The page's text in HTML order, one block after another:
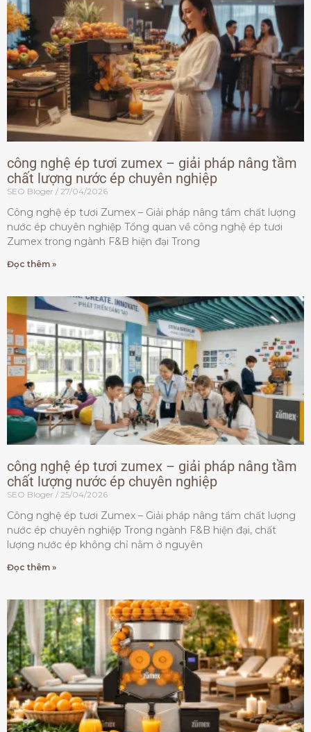
công nghệ ép tươi zumex – giải pháp nâng tầm
chất lượng nước ép chuyên nghiệp
SEO Bloger 27/04/2026
Công nghệ ép tươi Zumex – Giải pháp nâng tầm chất lượng
nước ép chuyên nghiệp Tổng quan về công nghệ ép tươi
Zumex trong ngành F&B hiện đại Trong
Đọc thêm »
công nghệ ép tươi zumex – giải pháp nâng tầm
chất lượng nước ép chuyên nghiệp
SEO Bloger 25/04/2026
Công nghệ ép tươi Zumex – Giải pháp nâng tầm chất lượng
nước ép chuyên nghiệp Trong ngành F&B hiện đại, chất
lượng nước ép không chỉ nằm ở nguyên
Đọc thêm »